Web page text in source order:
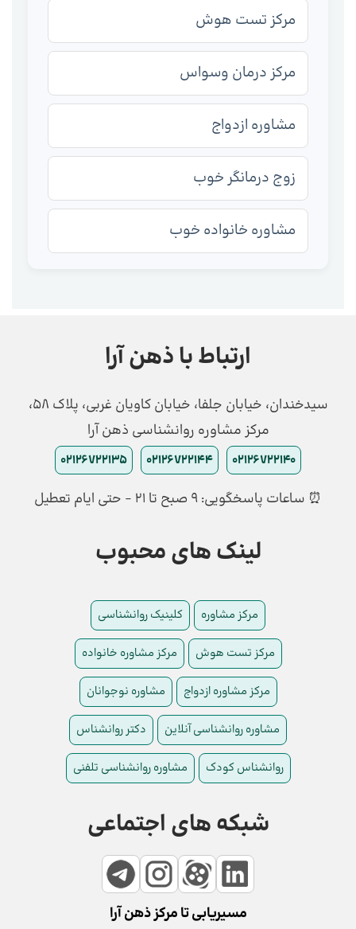
مرکز تست هوش
مرکز درمان وسواس
مشاوره ازدواج
زوج درمانگر خوب
مشاوره خانواده خوب
ارتباط با ذهن آرا
سیدخندان، خیابان جلفا، خیابان کاویان غربی، پلاک 58،
مرکز مشاوره روانشناسی ذهن آرا
02126722140
02126722144
02126722135
⏰ ساعات پاسخگویی: ۹ صبح تا ۲۱ - حتی ایام تعطیل
لینک های محبوب
مرکز مشاوره کلینیک روانشناسی
مرکز تست هوش مرکز مشاوره خانواده
مرکز مشاوره ازدواج مشاوره نوجوانان
مشاوره روانشناسی آنلاین دکتر روانشناس
روانشناس کودک مشاوره روانشناسی تلفنی
شبکه های اجتماعی
مسیریابی تا مرکز ذهن آرا